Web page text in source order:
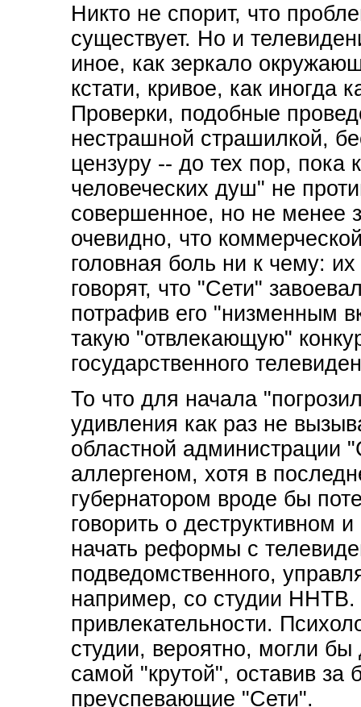
Никто не спорит, что
существует. Но и
иное, как зеркало
кстати, кривое, как иногда
Проверки, подобные
нестрашной страшилкой,
цензуру -- до тех пор,
человеческих душ" не
совершенное, но не менее
очевидно, что
головная боль ни к чему:
говорят, что "Сети"
потрафив его "низменным
такую "отвлекающую"
государственного
То что для начала
удивления как раз не
областной администрации
аллергеном, хотя в
губернатором вроде бы
говорить о деструктивном
начать реформы с
подведомственного,
например, со студии
привлекательности.
студии, вероятно, могли бы
самой "крутой", оставив за
преуспевающие "Сети".